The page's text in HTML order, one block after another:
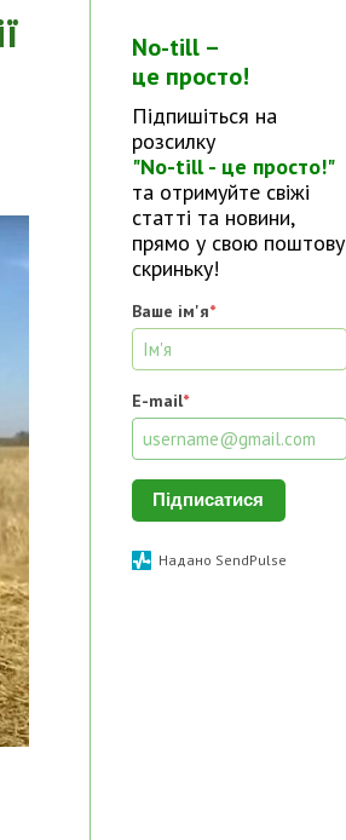
No-till –
це просто!
Підпишіться на
розсилку
"No-till - це просто!"
та отримуйте свіжі
статті та новини,
прямо у свою поштову
скриньку!
Ваше ім'я*
E-mail*
Підписатися
Надано SendPulse